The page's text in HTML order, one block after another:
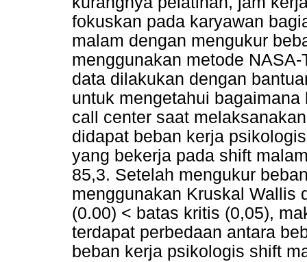
fokuskan pada karyawan
malam dengan mengukur
menggunakan metode
data dilakukan dengan
untuk mengetahui
call center saat
didapat beban kerja
yang bekerja pada shift
85,3. Setelah mengukur
menggunakan Kruskal Wallis
(0.00) < batas kritis (0,05),
terdapat perbedaan antara
beban kerja psikologis shift